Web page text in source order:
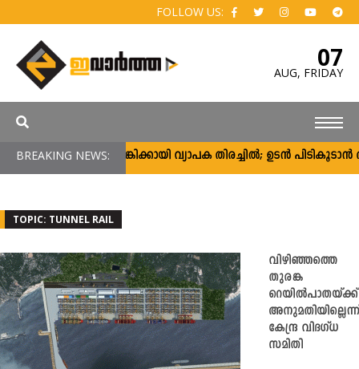
FOLLOW US:
07
AUG, FRIDAY
BREAKING NEWS:
അർജുൻ ആയങ്കിക്കായി വ്യാപക തിരച്ചിൽ; ഉടൻ പിടികൂടാൻ
TOPIC: TUNNEL RAIL
വിഴിഞ്ഞത്തെ
തുരങ്ക
റെയില്‍പാതയ്ക്ക്
അനുമതിയില്ലെന്ന്
കേന്ദ്ര വിദഗ്ധ
സമിതി